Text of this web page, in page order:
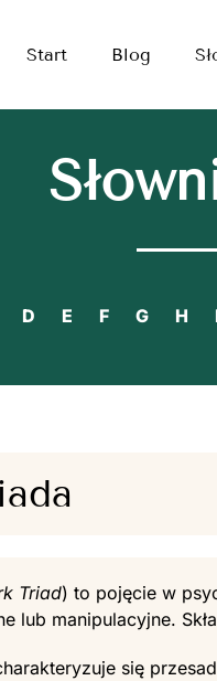
Start Blog
D E F G H
Triad) to pojęcie w
lub manipulacyjne.
się